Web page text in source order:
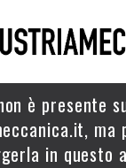
è presente
ma
in questo